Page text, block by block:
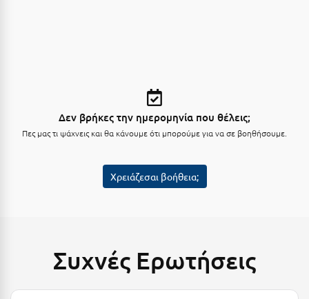
Λίμνη Πλαστήρα
Δεν βρήκες την ημερομηνία που θέλεις;
Πες μας τι ψάχνεις και θα κάνουμε ότι μπορούμε για να σε βοηθήσουμε.
Χρειάζεσαι βοήθεια;
Συχνές Ερωτήσεις